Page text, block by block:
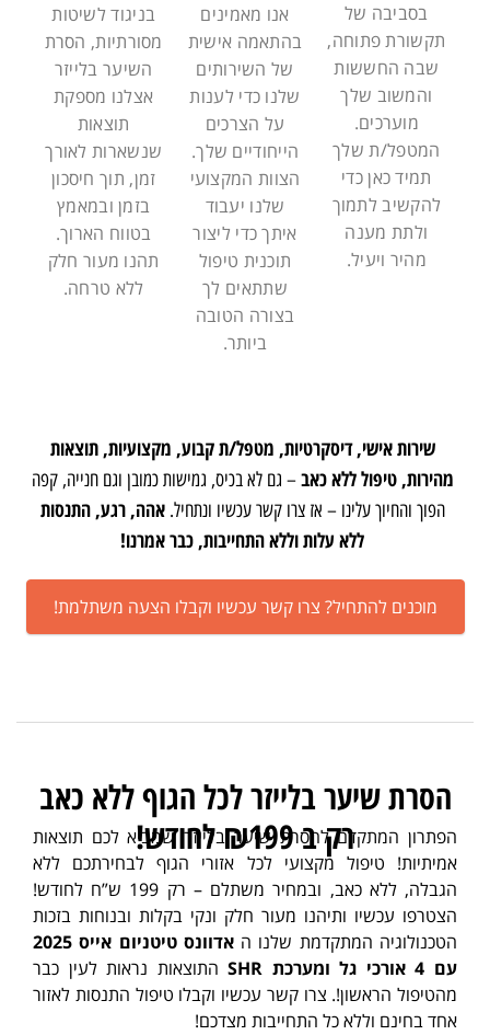
בסביבה של
תקשורת פתוחה,
שבה החששות
והמשוב שלך
מוערכים.
המטפל/ת שלך
תמיד כאן כדי
להקשיב לתמוך
ולתת מענה
מהיר ויעיל.
אנו מאמינים
בהתאמה אישית
של השירותים
שלנו כדי לענות
על הצרכים
הייחודיים שלך.
הצוות המקצועי
שלנו יעבוד
איתך כדי ליצור
תוכנית טיפול
שתתאים לך
בצורה הטובה
ביותר.
בניגוד לשיטות
מסורתיות, הסרת
השיער בלייזר
אצלנו מספקת
תוצאות
שנשארות לאורך
זמן, תוך חיסכון
בזמן ובמאמץ
בטווח הארוך.
תהנו מעור חלק
ללא טרחה.
שירות אישי, דיסקרטיות, מטפל/ת קבוע, מקצועיות, תוצאות
מהירות, טיפול ללא כאב– גם לא בכיס, גמישות כמובן וגם חנייה, קפה
הפוך והחיוך עלינו – אז צרו קשר עכשיו ונתחיל.אהה, רגע, התנסות
ללא עלות וללא התחייבות, כבר אמרנו!
מוכנים להתחיל? צרו קשר עכשיו וקבלו הצעה משתלמת!
הפתרון המתקדם להסרת שיער בלייזר שמביא לכם תוצאות
אמיתיות! טיפול מקצועי לכל אזורי הגוף לבחירתכם ללא
הגבלה, ללא כאב, ובמחיר משתלם – רק 199 ש”ח לחודש!
הצטרפו עכשיו ותיהנו מעור חלק ונקי בקלות ובנוחות בזכות
הטכנולוגיה המתקדמת שלנו ה
אדוונס טיטניום אייס 2025
עם 4 אורכי גל ומערכת SHR
התוצאות נראות לעין כבר
מהטיפול הראשון!. צרו קשר עכשיו וקבלו טיפול התנסות לאזור
אחד בחינם וללא כל התחייבות מצדכם!
הסרת שיער בלייזר לכל הגוף ללא כאב
רק ב ₪199 לחודש!